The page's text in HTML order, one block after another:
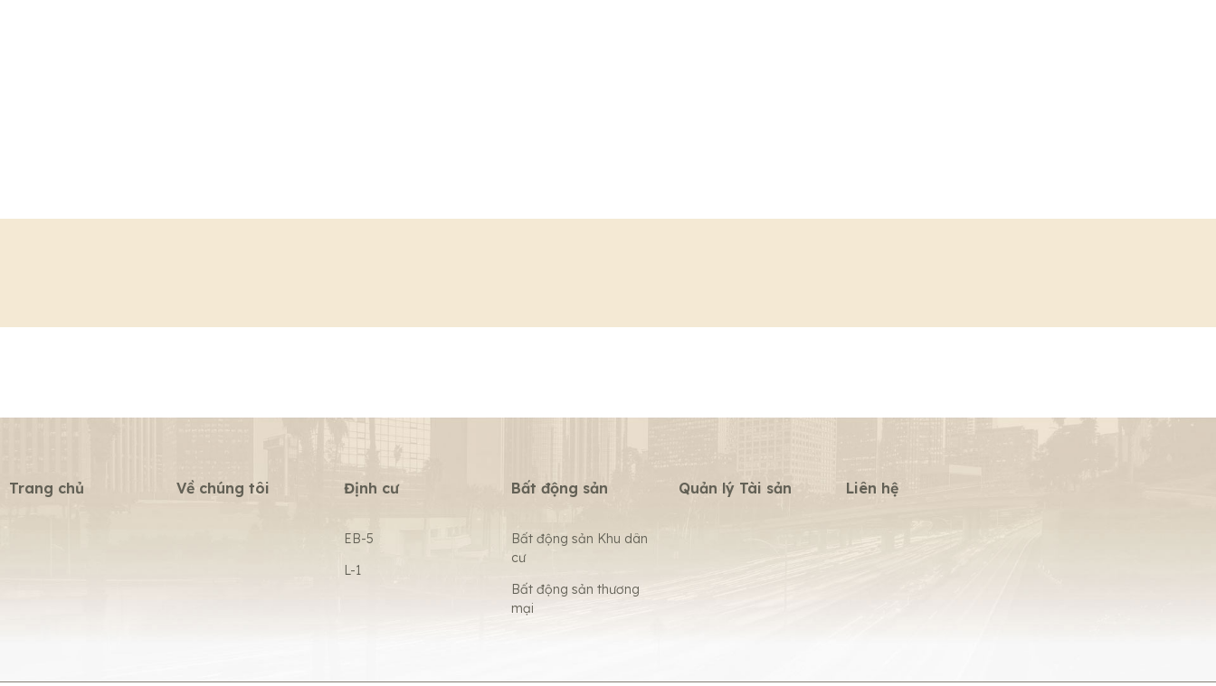
Trang chủ Về chúng tôi Định cư
EB-5
L-1
Bất động sản
Bất động sản Khu dân
cư
Bất động sản thương
mại
Quản lý Tài sản Liên hệ